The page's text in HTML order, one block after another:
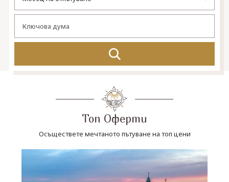
Топ Оферти
Осъществете мечтаното пътуване на топ цени